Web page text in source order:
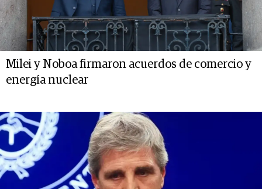
Milei y Noboa firmaron acuerdos de comercio y
energía nuclear